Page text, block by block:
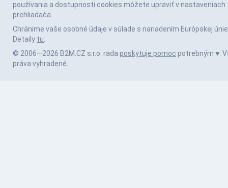
používania a dostupnosti cookies môžete upraviť v nastaveniach
prehliadača.
Chránime vaše osobné údaje v súlade s nariadením Európskej únie
Detaily tu.
© 2006—2026 B2M.CZ s.r.o. rada poskytuje pomoc potrebným ♥️.
práva vyhradené.